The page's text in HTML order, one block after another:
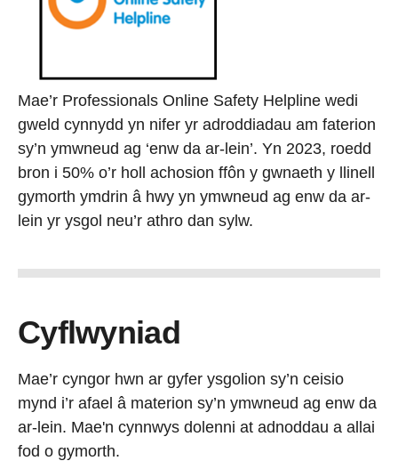
Mae’r Professionals Online Safety Helpline wedi
gweld cynnydd yn nifer yr adroddiadau am faterion
sy’n ymwneud ag ‘enw da ar-lein’. Yn 2023, roedd
bron i 50% o’r holl achosion ffôn y gwnaeth y llinell
gymorth ymdrin â hwy yn ymwneud ag enw da ar-
lein yr ysgol neu’r athro dan sylw.
Cyflwyniad
Mae’r cyngor hwn ar gyfer ysgolion sy’n ceisio
mynd i’r afael â materion sy’n ymwneud ag enw da
ar-lein. Mae'n cynnwys dolenni at adnoddau a allai
fod o gymorth.